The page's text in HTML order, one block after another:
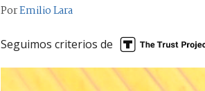
PorEmilio Lara
Seguimos criterios de